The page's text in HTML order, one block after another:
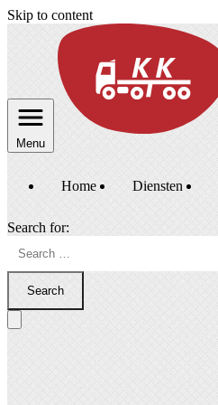
Skip to content
Menu
Home Diensten
Search for:
Search